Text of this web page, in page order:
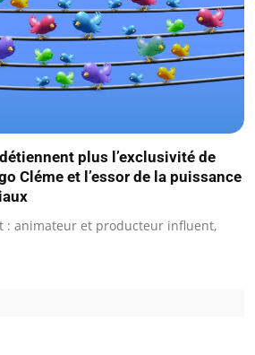
plus l’exclusivité de
Cléme et l’essor de la puissance
: animateur et producteur influent,